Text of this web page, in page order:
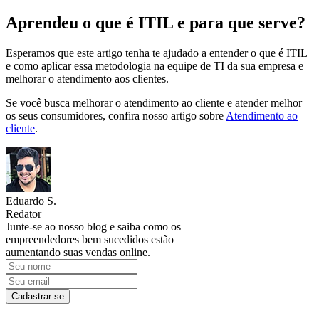
Aprendeu o que é ITIL e para que serve?
Esperamos que este artigo tenha te ajudado a entender o que é ITIL
e como aplicar essa metodologia na equipe de TI da sua empresa e
melhorar o atendimento aos clientes.
Se você busca melhorar o atendimento ao cliente e atender melhor
os seus consumidores, confira nosso artigo sobre Atendimento ao
cliente.
Eduardo S.
Redator
Junte-se ao nosso blog e saiba como os
empreendedores bem sucedidos estão
aumentando suas vendas online.
Cadastrar-se